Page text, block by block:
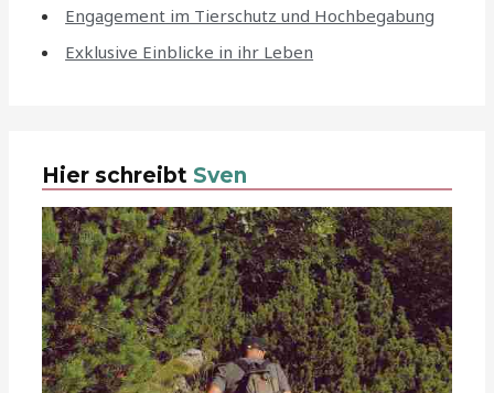
Engagement im Tierschutz und Hochbegabung
Exklusive Einblicke in ihr Leben
Hier schreibt Sven